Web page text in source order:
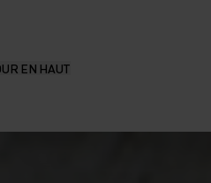
EN HAUT